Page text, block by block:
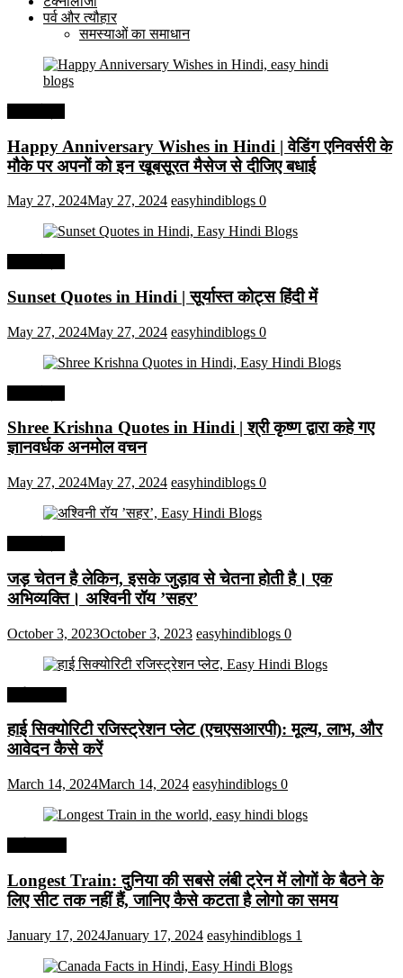
पर्व और त्यौहार
समस्याओं का समाधान
Happy Anniversary Wishes in Hindi | वेडिंग एनिवर्सरी के
मौके पर अपनों को इन खूबसूरत मैसेज से दीजिए बधाई
May 27, 2024May 27, 2024 easyhindiblogs 0
Sunset Quotes in Hindi | सूर्यास्त कोट्स हिंदी में
May 27, 2024May 27, 2024 easyhindiblogs 0
Shree Krishna Quotes in Hindi | श्री कृष्ण द्वारा कहे गए
ज्ञानवर्धक अनमोल वचन
May 27, 2024May 27, 2024 easyhindiblogs 0
जड़ चेतन है लेकिन, इसके जुड़ाव से चेतना होती है। एक
अभिव्यक्ति। अश्विनी रॉय ’सहर’
October 3, 2023October 3, 2023 easyhindiblogs 0
हाई सिक्योरिटी रजिस्ट्रेशन प्लेट (एचएसआरपी): मूल्य, लाभ, और
आवेदन कैसे करें
March 14, 2024March 14, 2024 easyhindiblogs 0
Longest Train: दुनिया की सबसे लंबी ट्रेन में लोगों के बैठने के
लिए सीट तक ​​नहीं हैं, जानिए कैसे कटता है लोगो का समय
January 17, 2024January 17, 2024 easyhindiblogs 1